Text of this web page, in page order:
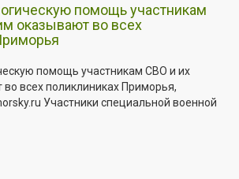
помощь участникам
оказывают во всех
помощь участникам СВО и их
всех поликлиниках Приморья,
Участники специальной военной